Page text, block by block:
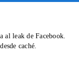
al leak de Facebook.
caché.